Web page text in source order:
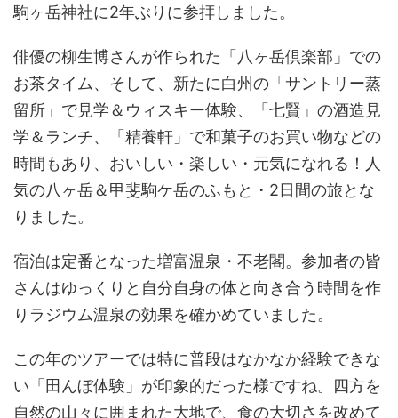
駒ヶ岳神社に2年ぶりに参拝しました。
俳優の柳生博さんが作られた「八ヶ岳倶楽部」での
お茶タイム、そして、新たに白州の「サントリー蒸
留所」で見学＆ウィスキー体験、「七賢」の酒造見
学＆ランチ、「精養軒」で和菓子のお買い物などの
時間もあり、おいしい・楽しい・元気になれる！人
気の八ヶ岳＆甲斐駒ケ岳のふもと・2日間の旅とな
りました。
宿泊は定番となった増富温泉・不老閣。参加者の皆
さんはゆっくりと自分自身の体と向き合う時間を作
りラジウム温泉の効果を確かめていました。
この年のツアーでは特に普段はなかなか経験できな
い「田んぼ体験」が印象的だった様ですね。四方を
自然の山々に囲まれた大地で、食の大切さを改めて